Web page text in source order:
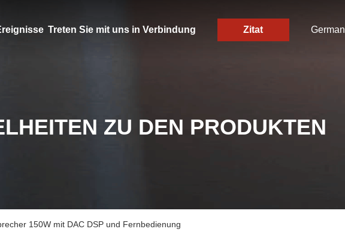
Treten Sie mit uns in Verbindung Zitat German
ZU DEN PRODUKTEN
150W mit DAC DSP und Fernbedienung